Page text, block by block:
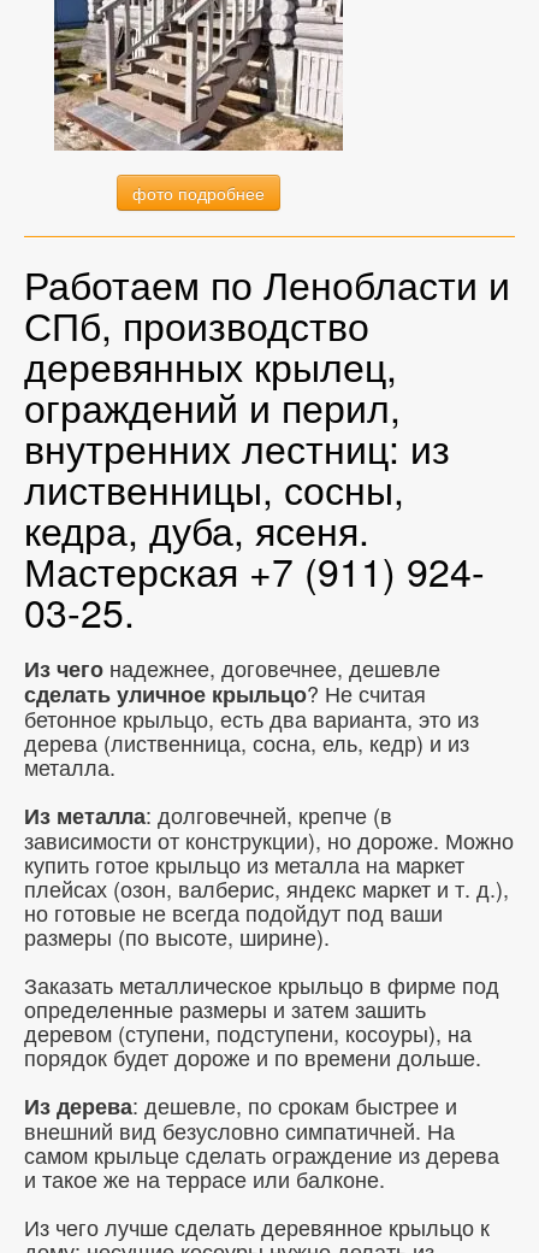
фото подробнее
Работаем по Ленобласти и
СПб, производство
деревянных крылец,
ограждений и перил,
внутренних лестниц: из
лиственницы, сосны,
кедра, дуба, ясеня.
Мастерская +7 (911) 924-
03-25.
Из чего надежнее, договечнее, дешевле
сделать уличное крыльцо? Не считая
бетонное крыльцо, есть два варианта, это из
дерева (лиственница, сосна, ель, кедр) и из
металла.
Из металла: долговечней, крепче (в
зависимости от конструкции), но дороже. Можно
купить готое крыльцо из металла на маркет
плейсах (озон, валберис, яндекс маркет и т. д.),
но готовые не всегда подойдут под ваши
размеры (по высоте, ширине).
Заказать металлическое крыльцо в фирме под
определенные размеры и затем зашить
деревом (ступени, подступени, косоуры), на
порядок будет дороже и по времени дольше.
Из дерева: дешевле, по срокам быстрее и
внешний вид безусловно симпатичней. На
самом крыльце сделать ограждение из дерева
и такое же на террасе или балконе.
Из чего лучше сделать деревянное крыльцо к